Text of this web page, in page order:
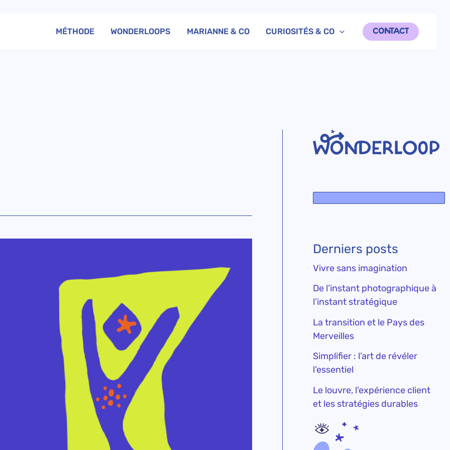
MÉTHODE WONDERLOOPS MARIANNE & CO CURIOSITÉS & CO CONTACT
Derniers posts
Vivre sans imagination
De l’instant photographique à
l’instant stratégique
La transition et le Pays des
Merveilles
Simplifier : l’art de révéler
l’essentiel
Le louvre, l’expérience client
et les stratégies durables